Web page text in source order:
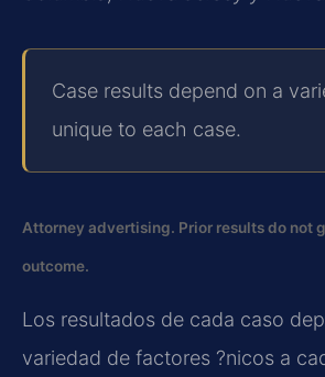
Case results depend on a
unique to each case.
Attorney advertising. Prior results do not
outcome.
Los resultados de cada caso
variedad de factores ?nicos a